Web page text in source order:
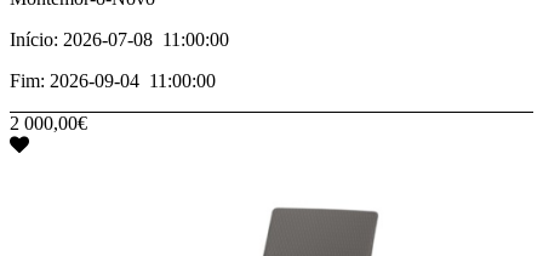
Início: 2026-07-08 11:00:00
Fim: 2026-09-04 11:00:00
2 000,00€